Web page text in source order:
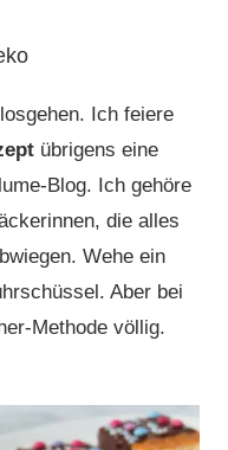
Ich feiere
übrigens eine
Blog. Ich gehöre
die alles
Wehe ein
Aber bei
Methode völlig.